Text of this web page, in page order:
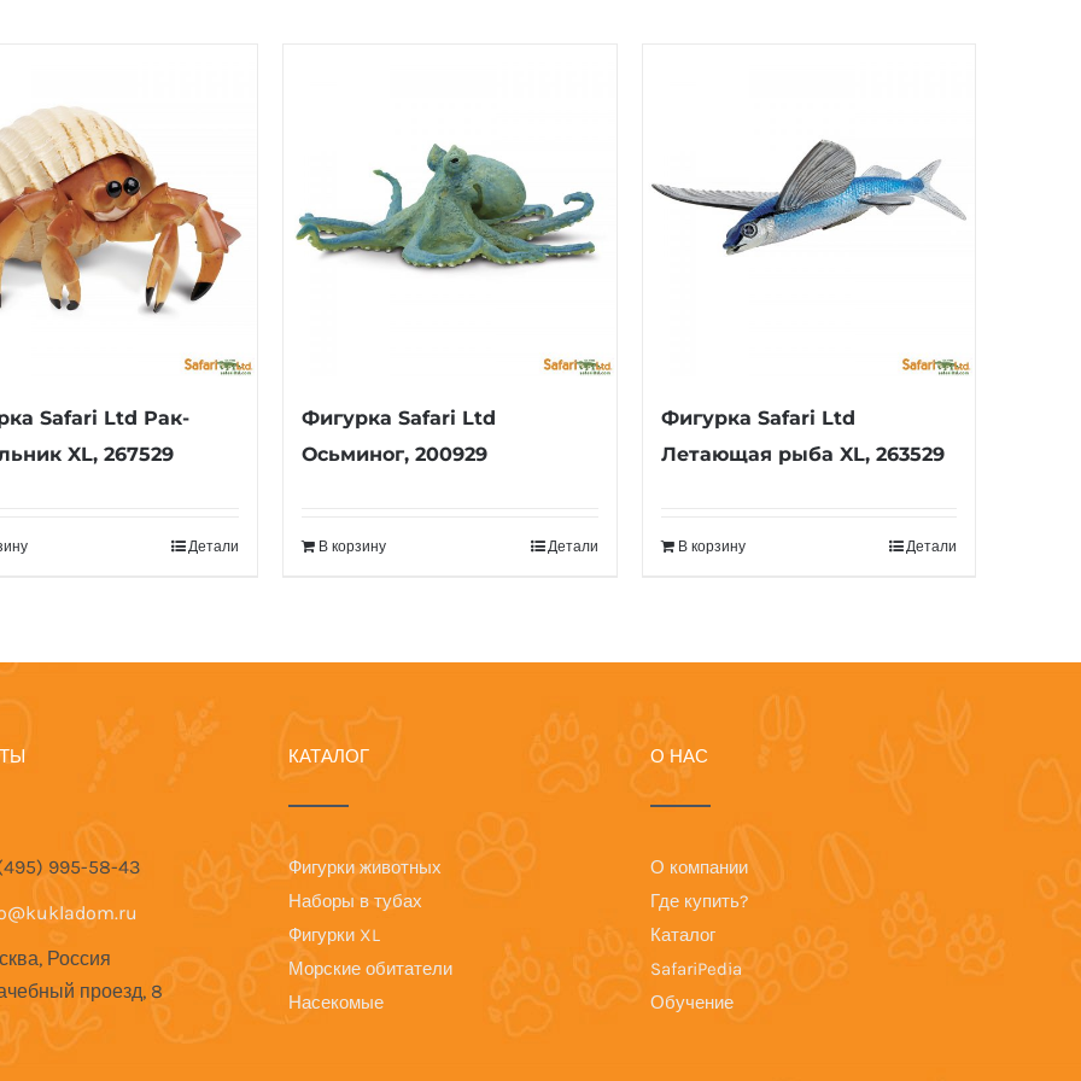
Safari Ltd Рак-
XL, 267529
Детали
Фигурка Safari Ltd
Осьминог, 200929
В корзину Детали
Фигурка Safari Ltd
Летающая рыба XL, 263529
В корзину Детали
995-58-43
Россия
проезд, 8
КАТАЛОГ
Фигурки животных
Наборы в тубах
Фигурки XL
Морские обитатели
Насекомые
О НАС
О компании
Где купить?
Каталог
SafariPedia
Обучение